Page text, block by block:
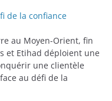
de la confiance
au Moyen-Orient, fin
et Etihad déploient une
une clientèle
au défi de la